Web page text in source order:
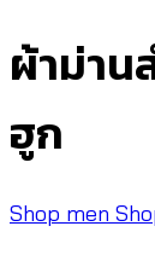
ผ้าม่าน
ฮูก
Shop men